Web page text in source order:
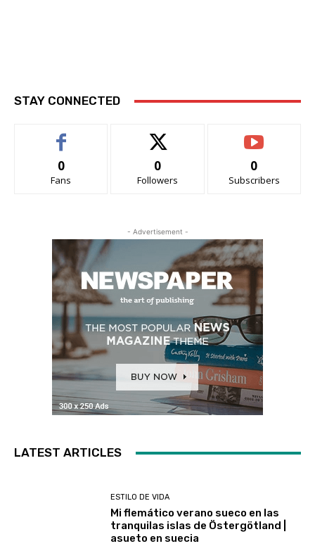
STAY CONNECTED
0
Fans
0
Followers
0
Subscribers
- Advertisement -
LATEST ARTICLES
ESTILO DE VIDA
Mi flemático verano sueco en las
tranquilas islas de Östergötland |
asueto en suecia